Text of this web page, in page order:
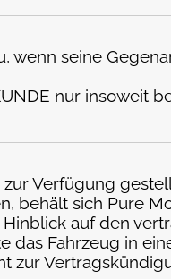
wenn seine
nur insoweit
Verfügung
behält sich Pure
auf den
Fahrzeug in
zur